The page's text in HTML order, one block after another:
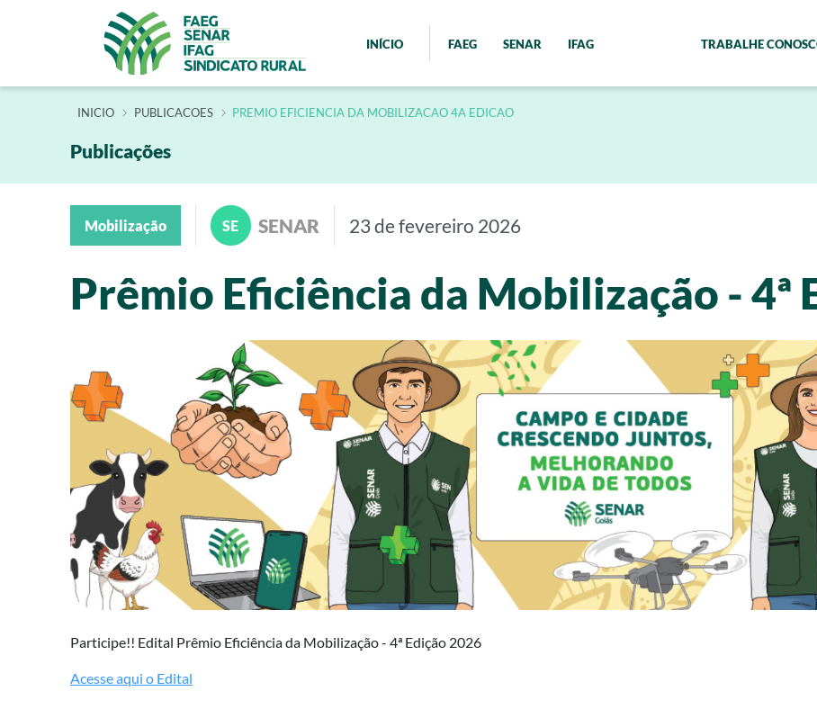
INÍCIO FAEG SENAR IFAG TRABALHE
INÍCIO PUBLICACOES PREMIO EFICIENCIA DA MOBILIZACAO 4A EDICAO
Publicações
Mobilização SE SENAR 23 de fevereiro 2026
Prêmio Eficiência da Mobilização - 4ª
Participe!! Edital Prêmio Eficiência da Mobilização - 4ª Edição 2026
Acesse aqui o Edital